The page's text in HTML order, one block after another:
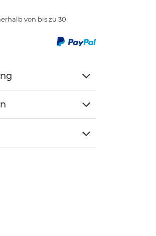
von bis zu 30